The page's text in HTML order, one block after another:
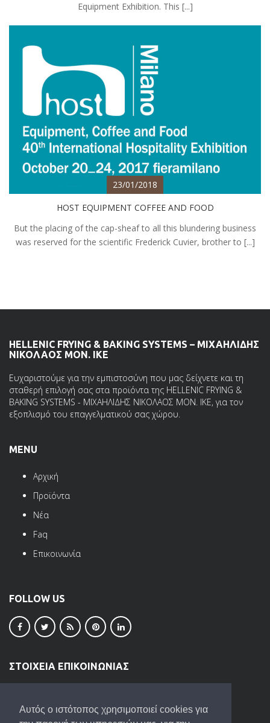
Αυτός ο ιστότοπος χρησιμοποιεί cookies για
Equipment Exhibition. This [...]
23/01/2018
HOST EQUIPMENT COFFEE AND FOOD
But the placing of the cap-sheaf to all this blundering business
was reserved for the scientific Frederick Cuvier, brother to [...]
HELLENIC FRYING & BAKING SYSTEMS – ΜΙΧΑΗΛΙΔΗΣ
ΝΙΚΟΛΑΟΣ ΜΟΝ. ΙΚΕ
Ευχαριστούμε για την εμπιστοσύνη που μας δείχνετε και τη
σταθερή επιλογή σας στα προϊόντα της HELLENIC FRYING &
BAKING SYSTEMS - ΜΙΧΑΗΛΙΔΗΣ ΝΙΚΟΛΑΟΣ ΜΟΝ. ΙΚΕ, για τον
εξοπλισμό του επαγγελματικού σας χώρου.
MENU
Αρχική
Προϊόντα
Νέα
Faq
Επικοινωνία
FOLLOW US
ΣΤΟΙΧΕΙΑ ΕΠΙΚΟΙΝΩΝΙΑΣ
Τ.Κ. 57013